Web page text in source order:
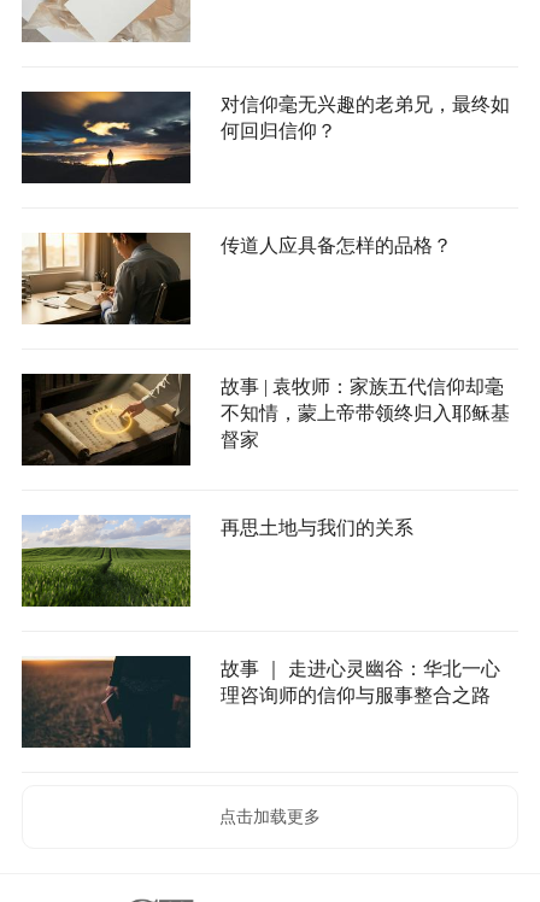
对信仰毫无兴趣的老弟兄，最终如
何回归信仰？
传道人应具备怎样的品格？
故事 | 袁牧师：家族五代信仰却毫
不知情，蒙上帝带领终归入耶稣基
督家
再思土地与我们的关系
故事 ｜ 走进心灵幽谷：华北一心
理咨询师的信仰与服事整合之路
点击加载更多